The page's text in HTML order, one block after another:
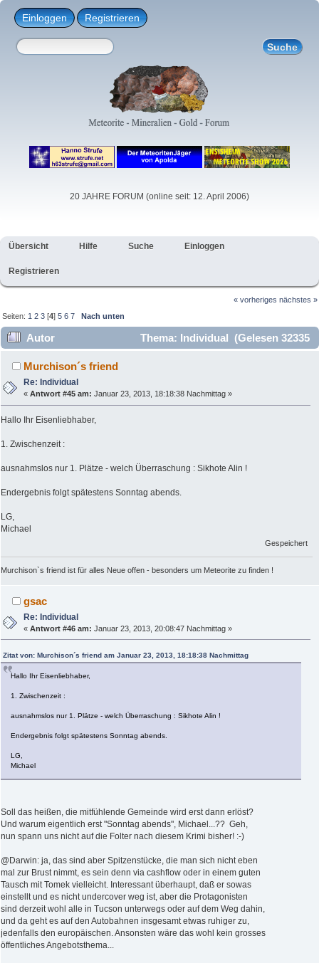
Einloggen Registrieren
20 JAHRE FORUM (online seit: 12. April 2006)
Übersicht Hilfe Suche Einloggen
Registrieren
« vorheriges nächstes »
Seiten: 1 2 3 [4]5 6 7 Nach unten
Autor
Thema: Individual (Gelesen 32335
mal)
Murchison´s friend
Re: Individual
«Antwort #45 am: Januar 23, 2013, 18:18:38 Nachmittag »
Hallo Ihr Eisenliebhaber,
1. Zwischenzeit :
ausnahmslos nur 1. Plätze - welch Überraschung : Sikhote Alin !
Endergebnis folgt spätestens Sonntag abends.
LG,
Michael
Gespeichert
Murchison`s friend ist für alles Neue offen - besonders um Meteorite zu finden !
gsac
Re: Individual
«Antwort #46 am: Januar 23, 2013, 20:08:47 Nachmittag »
Zitat von: Murchison´s friend am Januar 23, 2013, 18:18:38 Nachmittag
Hallo Ihr Eisenliebhaber,
1. Zwischenzeit :
ausnahmslos nur 1. Plätze - welch Überraschung : Sikhote Alin !
Endergebnis folgt spätestens Sonntag abends.
LG,
Michael
Soll das heißen, die mitfühlende Gemeinde wird erst dann erlöst?
Und warum eigentlich erst "Sonntag abends", Michael...?? Geh,
nun spann uns nicht auf die Folter nach diesem Krimi bisher! :-)
@Darwin: ja, das sind aber Spitzenstücke, die man sich nicht eben
mal zur Brust nimmt, es sein denn via cashflow oder in einem guten
Tausch mit Tomek vielleicht. Interessant überhaupt, daß er sowas
einstellt und es nicht undercover weg ist, aber die Protagonisten
sind derzeit wohl alle in Tucson unterwegs oder auf dem Weg dahin,
und da geht es auf den Autobahnen insgesamt etwas ruhiger zu,
jedenfalls den europäischen. Ansonsten wäre das wohl kein grosses
öffentliches Angebotsthema...